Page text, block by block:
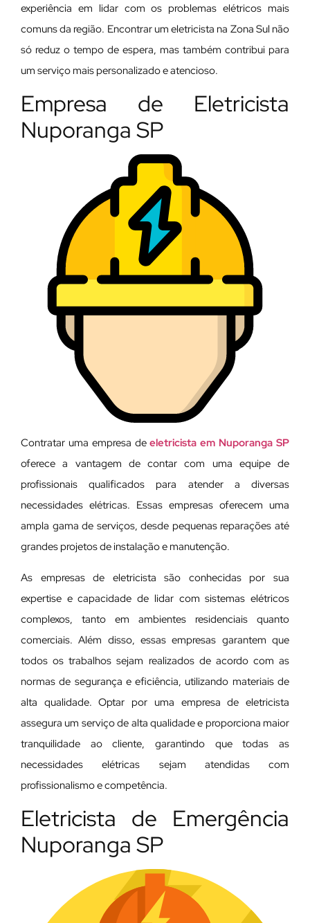
experiência em lidar com os problemas elétricos mais
comuns da região. Encontrar um eletricista na Zona Sul não
só reduz o tempo de espera, mas também contribui para
um serviço mais personalizado e atencioso.
Empresa de Eletricista
Nuporanga SP
Contratar uma empresa deeletricista em Nuporanga SP
oferece a vantagem de contar com uma equipe de
profissionais qualificados para atender a diversas
necessidades elétricas. Essas empresas oferecem uma
ampla gama de serviços, desde pequenas reparações até
grandes projetos de instalação e manutenção.
As empresas de eletricista são conhecidas por sua
expertise e capacidade de lidar com sistemas elétricos
complexos, tanto em ambientes residenciais quanto
comerciais. Além disso, essas empresas garantem que
todos os trabalhos sejam realizados de acordo com as
normas de segurança e eficiência, utilizando materiais de
alta qualidade. Optar por uma empresa de eletricista
assegura um serviço de alta qualidade e proporciona maior
tranquilidade ao cliente, garantindo que todas as
necessidades elétricas sejam atendidas com
profissionalismo e competência.
Eletricista de Emergência
Nuporanga SP